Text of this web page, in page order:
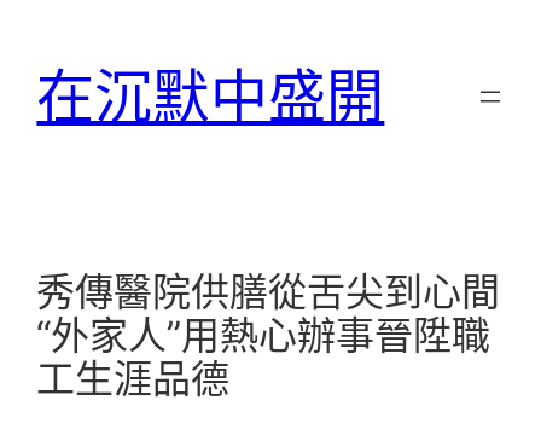
在沉默中盛開
秀傳醫院供膳從舌尖到心間
“外家人”用熱心辦事晉陞職
工生涯品德